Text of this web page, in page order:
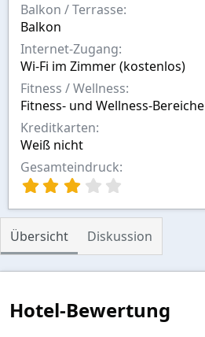
Balkon / Terrasse
Balkon
Internet-Zugang
Wi-Fi im Zimmer (kostenlos)
Fitness / Wellness
Fitness- und Wellness-Bereiche
Kreditkarten
Weiß nicht
Gesamteindruck
0
0
S
t
e
n
(
Übersicht Diskussion
Hotel-Bewertung